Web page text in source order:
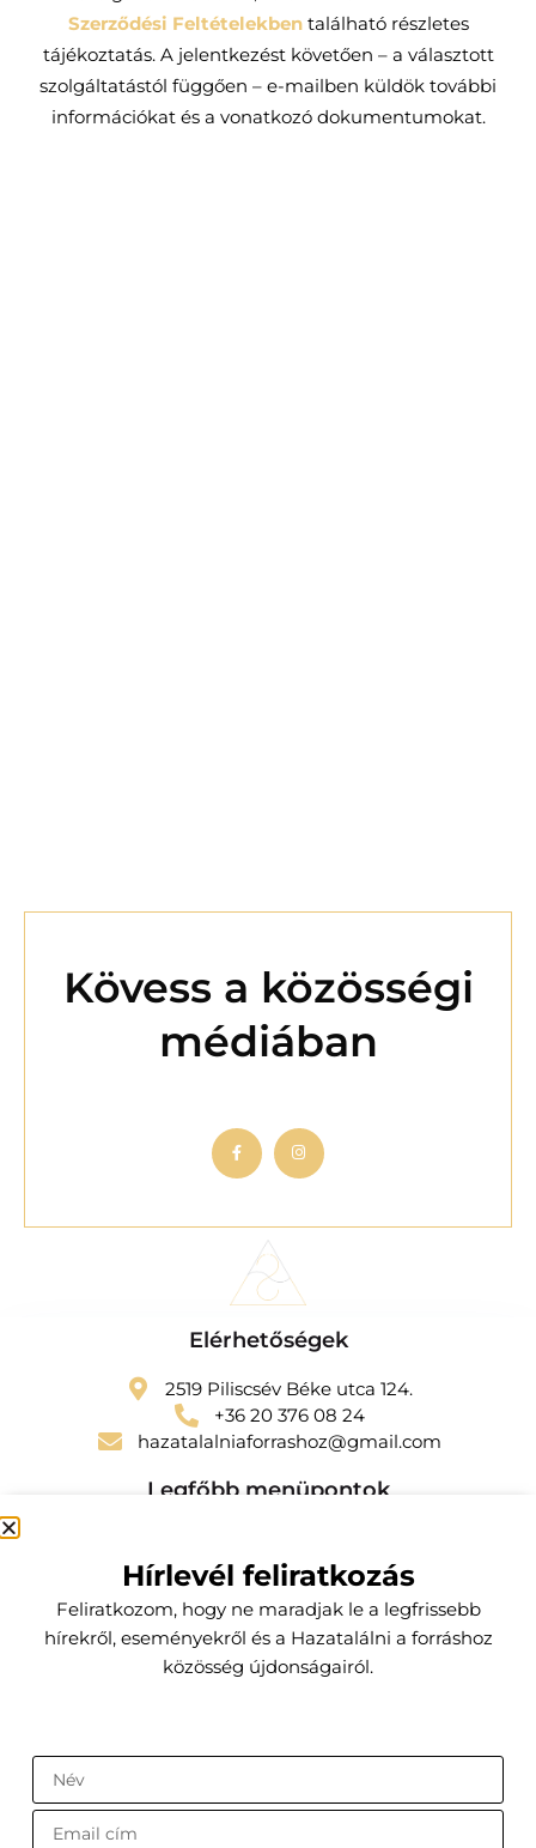
Szerződési Feltételekbentalálható részletes
tájékoztatás. A jelentkezést követően – a választott
szolgáltatástól függően – e-mailben küldök további
információkat és a vonatkozó dokumentumokat.
Kövess a közösségi
médiában
Elérhetőségek
2519 Piliscsév Béke utca 124.
+36 20 376 08 24
hazatalalniaforrashoz@gmail.com
Legfőbb menüpontok
Kapcsolat
Előfizetői csomagok
Küldetésem
Hírlevél feliratkozás
Feliratkozom, hogy ne maradjak le a legfrissebb
hírekről, eseményekről és a Hazatalálni a forráshoz
közösség újdonságairól.